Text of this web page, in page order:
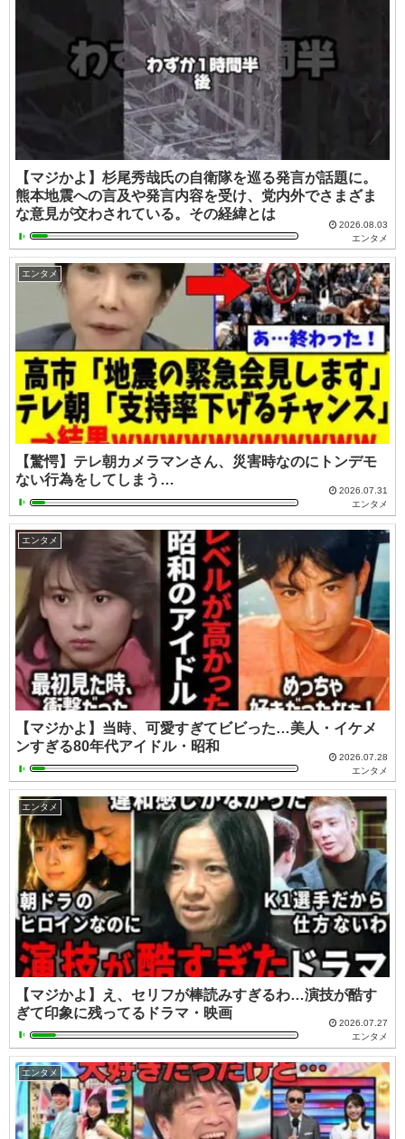
【マジかよ】杉尾秀哉氏の自衛隊を巡る発言が話題に。
熊本地震への言及や発言内容を受け、党内外でさまざま
な意見が交わされている。その経緯とは
2026.08.03
エンタメ
エンタメ
【驚愕】テレ朝カメラマンさん、災害時なのにトンデモ
ない行為をしてしまう…
2026.07.31
エンタメ
エンタメ
【マジかよ】当時、可愛すぎてビビった…美人・イケメ
ンすぎる80年代アイドル・昭和
2026.07.28
エンタメ
エンタメ
【マジかよ】え、セリフが棒読みすぎるわ…演技が酷す
ぎて印象に残ってるドラマ・映画
2026.07.27
エンタメ
エンタメ